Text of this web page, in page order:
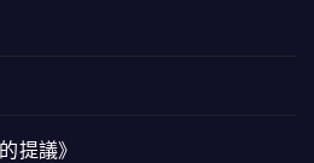
提議》